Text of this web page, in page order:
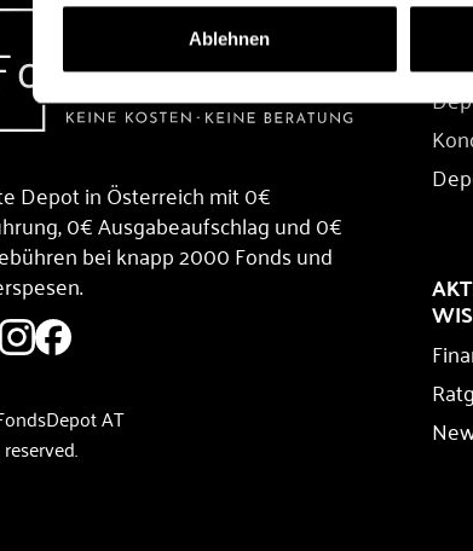
Ablehnen
Depot in Österreich mit 0€
0€ Ausgabeaufschlag und 0€
bei knapp 2000 Fonds und
AT